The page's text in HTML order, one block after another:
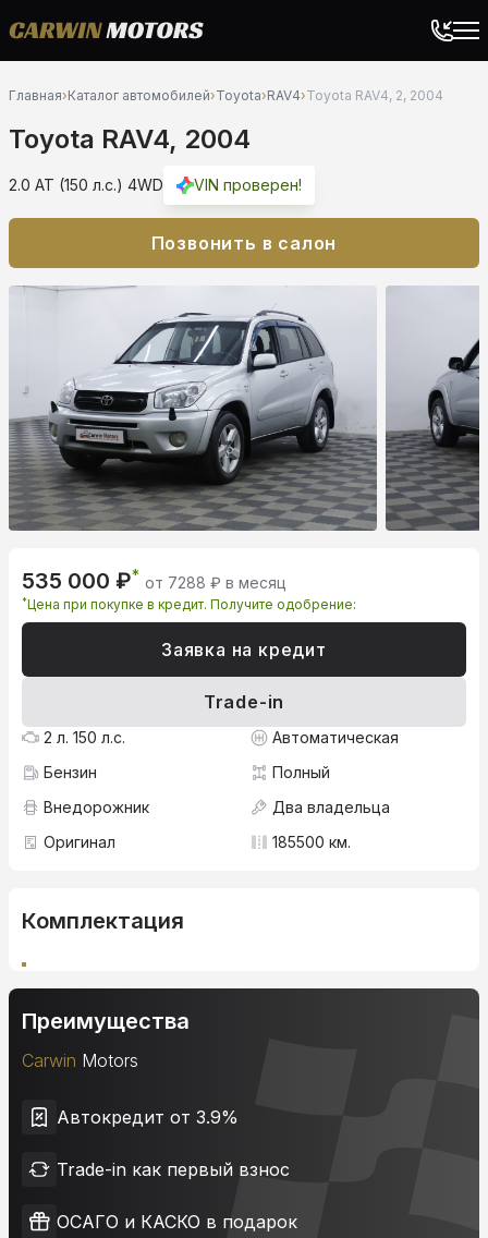
Главная›Каталог автомобилей›Toyota›RAV4›Toyota RAV4, 2, 2004
Toyota RAV4, 2004
2.0 AT (150 л.с.) 4WD VIN проверен!
Позвонить в салон
535 000 ₽* от 7288 ₽ в месяц
*Цена при покупке в кредит. Получите одобрение:
Заявка на кредит
Trade-in
2 л. 150 л.с.
Автоматическая
Бензин
Полный
Внедорожник
Два владельца
Оригинал
185500 км.
Комплектация
Преимущества
Carwin Motors
Автокредит от 3.9%
Trade-in как первый взнос
ОСАГО и КАСКО в подарок